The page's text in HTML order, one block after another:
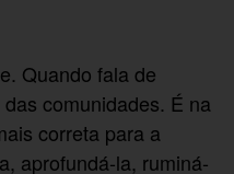
Quando fala de
comunidades. É na
correta para a
aprofundá-la, ruminá-